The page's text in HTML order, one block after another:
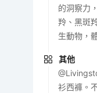
的洞察力
羚、黑斑
生動物，
其他
衫西褲。